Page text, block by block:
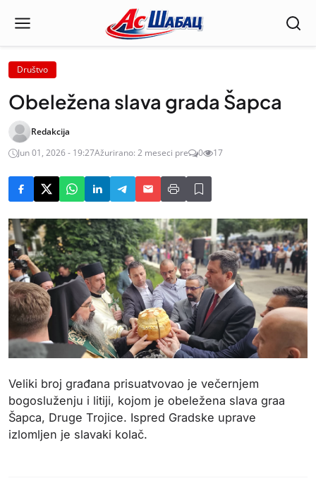
Društvo
Obeležena slava grada Šapca
Redakcija
Jun 01, 2026 - 19:27Ažurirano: 2 meseci pre 0 17
Veliki broj građana prisuatvovao je večernjem
bogosluženju i litiji, kojom je obeležena slava graa
Šapca, Druge Trojice. Ispred Gradske uprave
izlomljen je slavaki kolač.